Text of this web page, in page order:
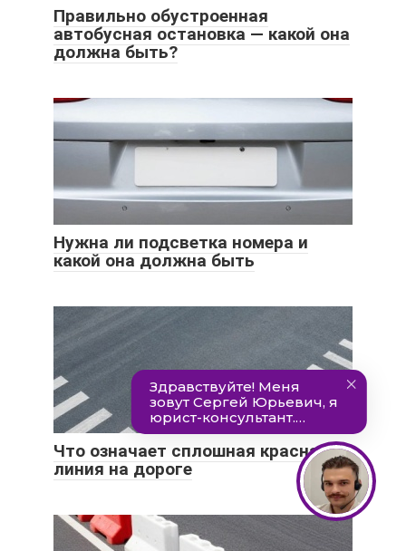
Правильно обустроенная
автобусная остановка — какой она
должна быть?
Нужна ли подсветка номера и
какой она должна быть
Что означает сплошная красная
линия на дороге